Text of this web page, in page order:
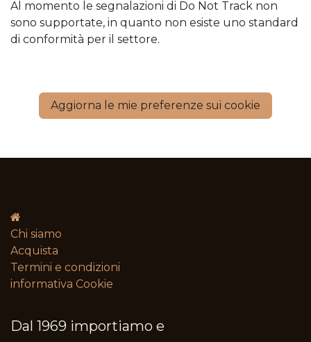
Al momento le segnalazioni di Do Not Track non
sono supportate, in quanto non esiste uno standard
di conformità per il settore.
Aggiorna le mie preferenze sui cookie
Chi siamo
Acquista
Termini e condizioni​
informativa Cookie
Dal 1969 importiamo e